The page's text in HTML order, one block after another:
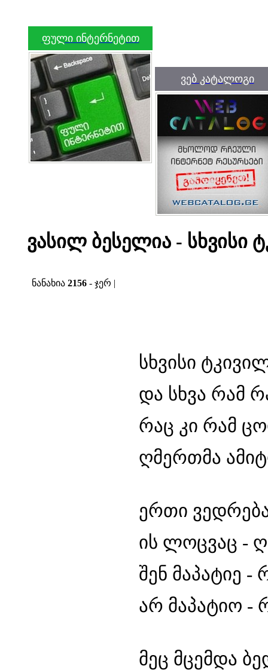
ფული ინტერნეტით
ვებ კატალოგი
ვასილ ბესელია - სხვისი
ნანახია 2156 - ჯერ |
სხვისი
და სხვა რამ
რაც კი რამ
ღმერთმა
ერთი
ის ლოცვაც -
შენ მაპატიე -
არ მაპატიო -
მეც მცემდა